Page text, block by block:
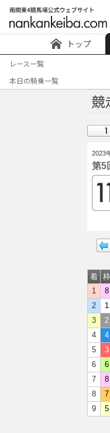
トップ
レース一覧
本日の騎乗一覧
2023
第
着 枠
1
8
2
1
3
2
4
4
5
3
6
6
7
8
8
7
9
5